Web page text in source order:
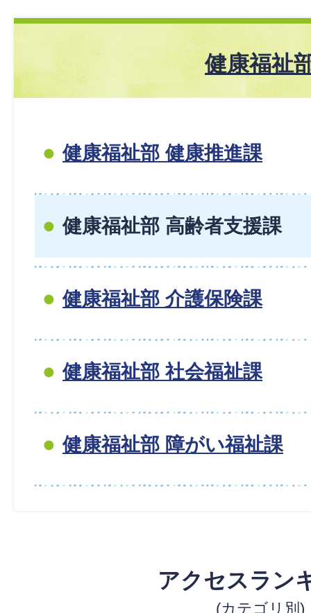
健康福祉
健康福祉部 健康推進課
健康福祉部 高齢者支援課
健康福祉部 介護保険課
健康福祉部 社会福祉課
健康福祉部 障がい福祉課
アクセスラン
(カテゴリ別)